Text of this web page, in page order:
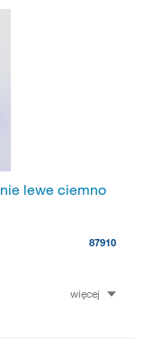
lewe ciemno
87910
więcej